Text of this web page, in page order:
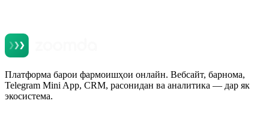
Платформа барои фармоишҳои онлайн. Вебсайт, барнома,
Telegram Mini App, CRM, расонидан ва аналитика — дар як
экосистема.